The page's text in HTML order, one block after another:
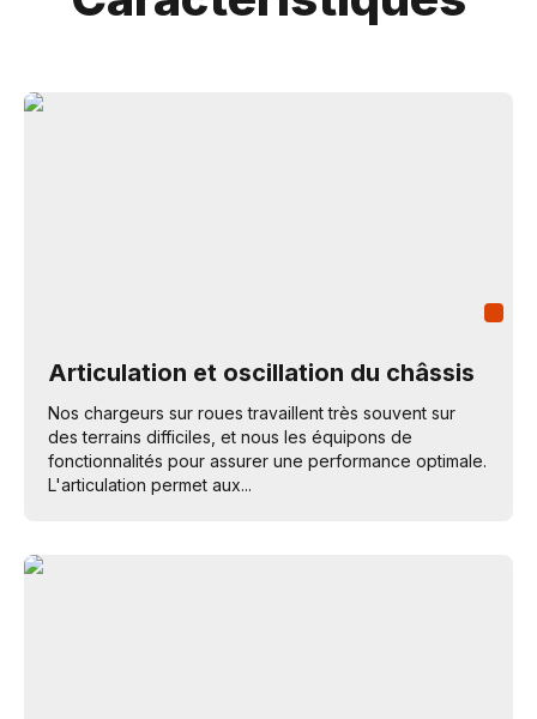
Articulation et oscillation du châssis
Nos chargeurs sur roues travaillent très souvent sur
des terrains difficiles, et nous les équipons de
fonctionnalités pour assurer une performance optimale.
L'articulation permet aux...